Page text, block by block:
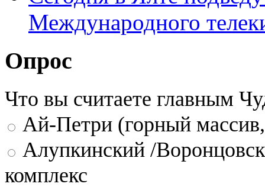
Международного
Опрос
Что вы считаете главным
Ай-Петри (горный
Алупкинский /
комплекс